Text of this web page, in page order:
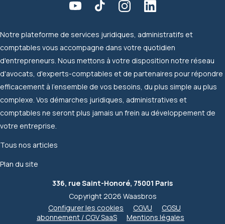
Notre plateforme de services juridiques, administratifs et
comptables vous accompagne dans votre quotidien
d'entrepreneurs. Nous mettons à votre disposition notre réseau
d'avocats, d'experts-comptables et de partenaires pour répondre
efficacement à l'ensemble de vos besoins, du plus simple au plus
complexe. Vos démarches juridiques, administratives et
comptables ne seront plus jamais un frein au développement de
votre entreprise.
Tous nos articles
Plan du site
336, rue Saint-Honoré, 75001 Paris
Copyright 2026 Waasbros
Configurer les cookies
CGVU
CGSU
abonnement / CGV SaaS
Mentions légales